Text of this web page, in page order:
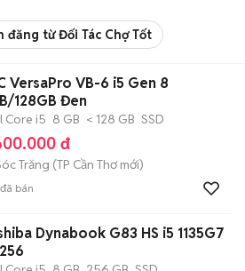
đăng từ Đối Tác Chợ Tốt
VersaPro VB-6 i5 Gen 8
128GB Đen
Core i5 8 GB < 128 GB SSD
đ
Trăng (TP Cần Thơmới)
đã bán
Dynabook G83 HS i5 1135G7